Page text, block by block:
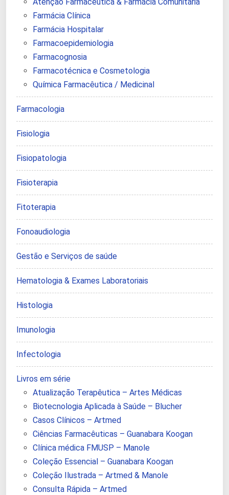
Farmácia Clínica
Farmácia Hospitalar
Farmacoepidemiologia
Farmacognosia
Farmacotécnica e Cosmetologia
Química Farmacêutica / Medicinal
Farmacologia
Fisiologia
Fisiopatologia
Fisioterapia
Fitoterapia
Fonoaudiologia
Gestão e Serviços de saúde
Hematologia & Exames Laboratoriais
Histologia
Imunologia
Infectologia
Livros em série
Atualização Terapêutica – Artes Médicas
Biotecnologia Aplicada à Saúde – Blucher
Casos Clínicos – Artmed
Ciências Farmacêuticas – Guanabara Koogan
Clínica médica FMUSP – Manole
Coleção Essencial – Guanabara Koogan
Coleção Ilustrada – Artmed & Manole
Consulta Rápida – Artmed